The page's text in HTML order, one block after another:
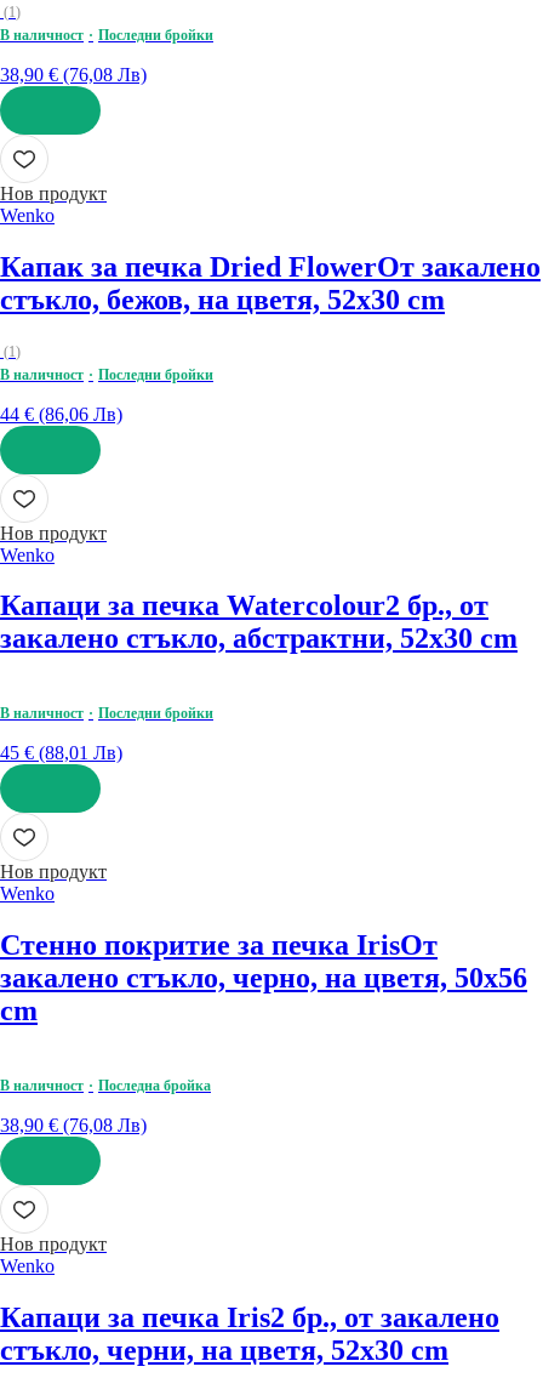
(1)
В наличност
Последни бройки
38,90 € (76,08 Лв)
ДОБАВИ
Нов продукт
Wenko
Капак за печка Dried FlowerОт закалено
стъкло, бежов, на цветя, 52x30 cm
(1)
В наличност
Последни бройки
44 € (86,06 Лв)
ДОБАВИ
Нов продукт
Wenko
Капаци за печка Watercolour2 бр., от
закалено стъкло, абстрактни, 52x30 cm
В наличност Последни бройки
45 € (88,01 Лв)
ДОБАВИ
Нов продукт
Wenko
Стенно покритие за печка IrisОт
закалено стъкло, черно, на цветя, 50x56
cm
В наличност Последна бройка
38,90 € (76,08 Лв)
ДОБАВИ
Нов продукт
Wenko
Капаци за печка Iris2 бр., от закалено
стъкло, черни, на цветя, 52x30 cm